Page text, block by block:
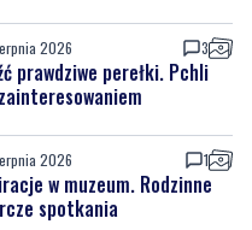
2026 1
w muzeum. Rodzinne